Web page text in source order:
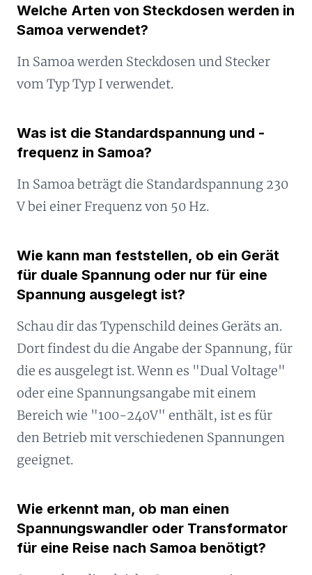
Welche Arten von Steckdosen werden in
Samoa verwendet?
In Samoa werden Steckdosen und Stecker
vom Typ Typ I verwendet.
Was ist die Standardspannung und -
frequenz in Samoa?
In Samoa beträgt die Standardspannung 230
V bei einer Frequenz von 50 Hz.
Wie kann man feststellen, ob ein Gerät
für duale Spannung oder nur für eine
Spannung ausgelegt ist?
Schau dir das Typenschild deines Geräts an.
Dort findest du die Angabe der Spannung, für
die es ausgelegt ist. Wenn es "Dual Voltage"
oder eine Spannungsangabe mit einem
Bereich wie "100-240V" enthält, ist es für
den Betrieb mit verschiedenen Spannungen
geeignet.
Wie erkennt man, ob man einen
Spannungswandler oder Transformator
für eine Reise nach Samoa benötigt?